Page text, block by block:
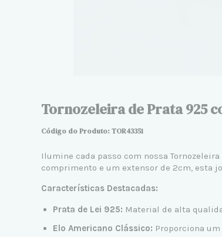
Tornozeleira de Prata 925
Código do Produto: TOR43351
Ilumine cada passo com nossa
comprimento e um extensor de 2cm, esta
Características Destacadas:
Prata de Lei 925: Material de alta
Elo Americano Clássico: Proporciona